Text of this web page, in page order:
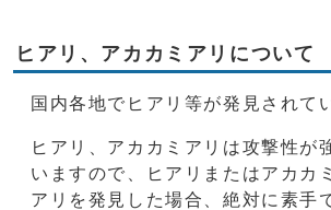
ヒアリ、アカカミアリについて
国内各地でヒアリ等が発見されて
ヒアリ、アカカミアリは攻撃性が
いますので、ヒアリまたはアカカ
アリを発見した場合、絶対に素手